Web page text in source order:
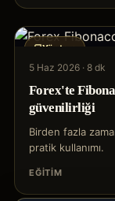
Yöntem
5 Haz 2026 · 8 dk
Forex'te
güvenilirliği
Birden fazla
pratik kullanımı.
EĞITIM